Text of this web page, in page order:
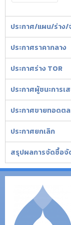
ประกาศ/แผน/ร่าง
ประกาศราคากลาง
ประกาศร่าง TOR
ประกาศผู้ชนะการ
ประกาศขายทอดต
ประกาศยกเลิก
สรุปผลการจัดซื้อจั